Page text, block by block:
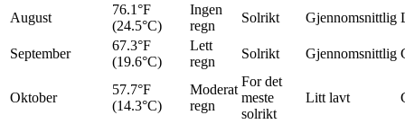
August
76.1°F
(24.5°C)
Ingen
regn
Solrikt Gjennomsnittlig
September
67.3°F
(19.6°C)
Lett
regn
Solrikt Gjennomsnittlig
Oktober
57.7°F
(14.3°C)
Moderat
regn
For det
meste
solrikt
Litt lavt